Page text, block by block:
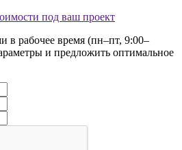
под ваш проект
в рабочее время (пн–пт, 9:00–
и предложить оптимальное